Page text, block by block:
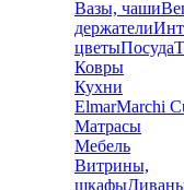
Вазы, чаши
держатели
цветыПосуда
Ковры
Кухни
ElmarMarchi
Матрасы
Мебель
Витрины,
шкафы